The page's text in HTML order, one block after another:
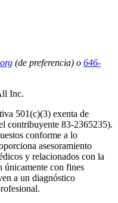
(de preferencia) o 646-
Inc.
501(c)(3) exenta de
contribuyente 83-2365235).
conforme a lo
asesoramiento
y relacionados con la
únicamente con fines
a un diagnóstico